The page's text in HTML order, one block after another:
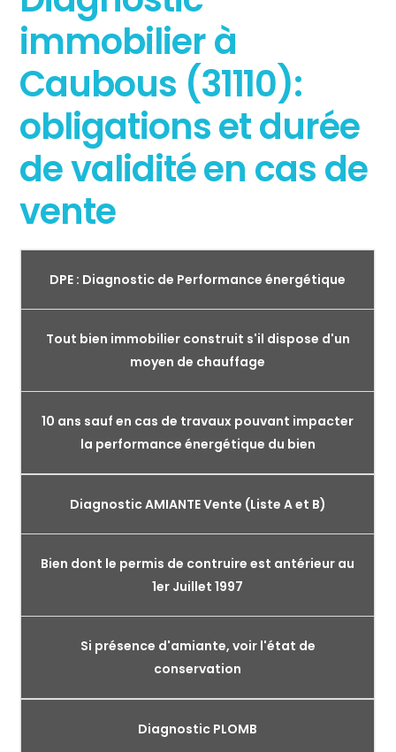
immobilier à
Caubous (31110):
obligations et durée
de validité en cas de
vente
DPE : Diagnostic de Performance énergétique
Tout bien immobilier construit s'il dispose d'un
moyen de chauffage
10 ans sauf en cas de travaux pouvant impacter
la performance énergétique du bien
Diagnostic AMIANTE Vente (Liste A et B)
Bien dont le permis de contruire est antérieur au
1er Juillet 1997
Si présence d'amiante, voir l'état de
conservation
Diagnostic PLOMB